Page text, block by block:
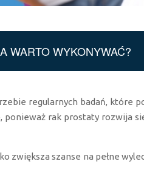
WARTO WYKONYWAĆ?
regularnych badań, które
rak prostaty rozwija
zwiększa szanse na pełne